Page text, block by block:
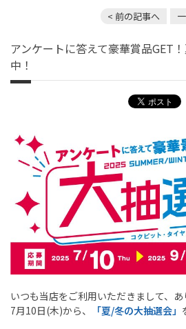
< 前の記事へ
アンケートに答えて豪華賞品GET
中！
いつも当店をご利用いただきまして、あ
7月10日(木)から、
「夏/冬の大抽選会」